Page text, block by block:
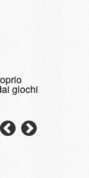
giochi